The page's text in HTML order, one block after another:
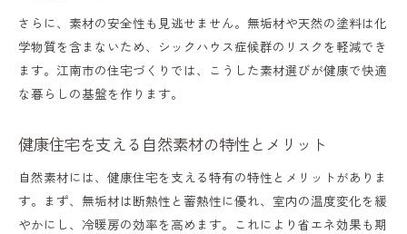
さらに、素材の安全性も見逃せません。無垢材や天然の塗料は化
学物質を含まないため、シックハウス症候群のリスクを軽減でき
ます。江南市の住宅づくりでは、こうした素材選びが健康で快適
な暮らしの基盤を作ります。
健康住宅を支える自然素材の特性とメリット
自然素材には、健康住宅を支える特有の特性とメリットがありま
す。まず、無垢材は断熱性と蓄熱性に優れ、室内の温度変化を緩
やかにし、冷暖房の効率を高めます。これにより省エネ効果も期